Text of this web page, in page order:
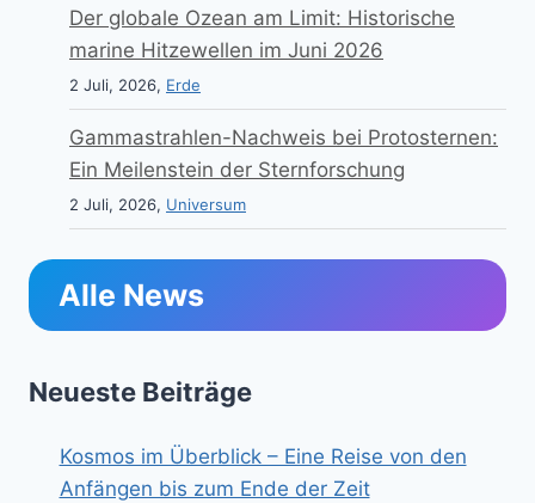
Der globale Ozean am Limit: Historische
marine Hitzewellen im Juni 2026
2 Juli, 2026, Erde
Gammastrahlen-Nachweis bei Protosternen:
Ein Meilenstein der Sternforschung
2 Juli, 2026, Universum
Alle News
Neueste Beiträge
Kosmos im Überblick – Eine Reise von den
Anfängen bis zum Ende der Zeit